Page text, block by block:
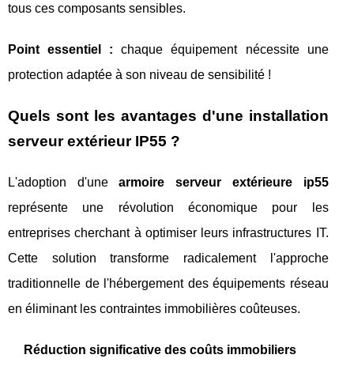
tous ces composants sensibles.
Point essentiel : chaque équipement nécessite une
protection adaptée à son niveau de sensibilité !
Quels sont les avantages d'une installation
serveur extérieur IP55 ?
L'adoption d'unearmoire serveur extérieure ip55
représente une révolution économique pour les
entreprises cherchant à optimiser leurs infrastructures IT.
Cette solution transforme radicalement l'approche
traditionnelle de l'hébergement des équipements réseau
en éliminant les contraintes immobilières coûteuses.
Réduction significative des coûts immobiliers